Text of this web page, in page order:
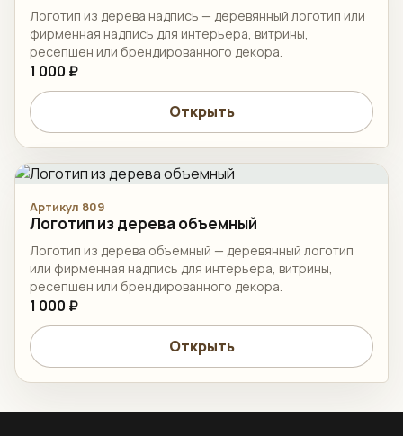
Логотип из дерева надпись — деревянный логотип или
фирменная надпись для интерьера, витрины,
ресепшен или брендированного декора.
1 000 ₽
Открыть
Артикул 809
Логотип из дерева объемный
Логотип из дерева объемный — деревянный логотип
или фирменная надпись для интерьера, витрины,
ресепшен или брендированного декора.
1 000 ₽
Открыть